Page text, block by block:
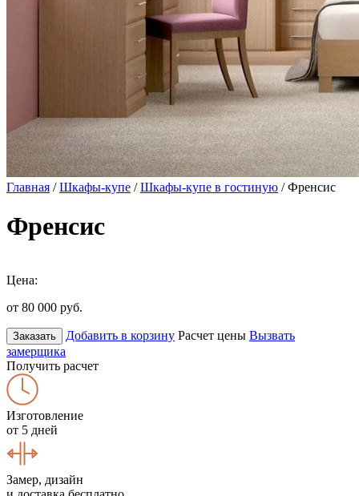
Главная /Шкафы-купе /Шкафы-купе в гостиную / Френсис
Френсис
Цена:
от 80 000 руб.
Заказать Добавить в корзину Расчет цены Вызвать
замерщика
Получить расчет
Изготовление
от 5 дней
Замер, дизайн